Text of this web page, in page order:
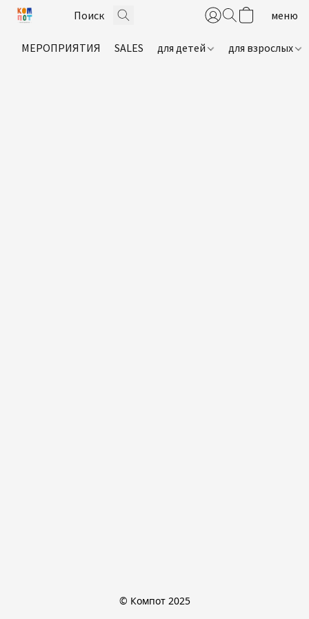
МЕРОПРИЯТИЯ SALES для детей для взрослых
© Компот 2025